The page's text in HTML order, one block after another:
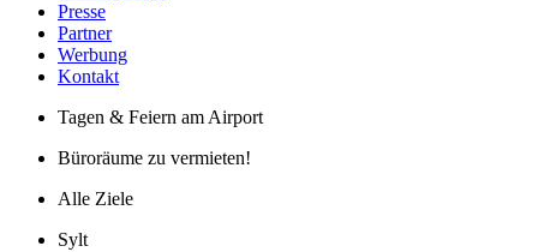
Presse
Partner
Werbung
Kontakt
Tagen & Feiern am Airport
Büroräume zu vermieten!
Alle Ziele
Sylt